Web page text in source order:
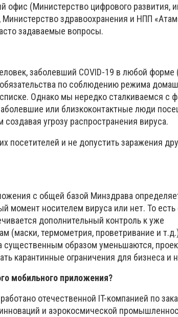
офис (Министерство цифрового развития,
здравоохранения и НПП
задаваемые вопросы.
заболевший COVID-19 в любой
по соблюдению режима
Однако мы нередко сталкиваемся с
или близкоконтактные люди
угрозу распространения вируса.
посетителей и не допустить заражения
с общей базой Минздрава
момент носителем вируса или нет. То
дополнительный контроль к уже
(маски, термометрия, проветривание и
существенным образом уменьшаются,
карантинные ограничения для бизнеса и
мобильного приложения?
отечественной IT-компанией по
и аэрокосмической